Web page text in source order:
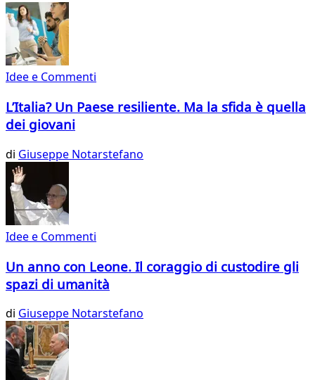
Idee e Commenti
L’Italia? Un Paese resiliente. Ma la sfida è quella
dei giovani
di Giuseppe Notarstefano
Idee e Commenti
Un anno con Leone. Il coraggio di custodire gli
spazi di umanità
di Giuseppe Notarstefano